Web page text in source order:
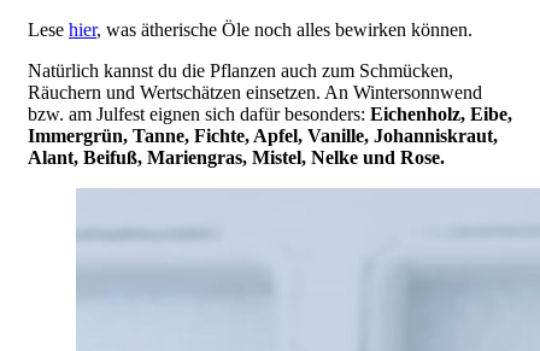
Lese hier, was ätherische Öle noch alles bewirken können.
Natürlich kannst du die Pflanzen auch zum Schmücken,
Räuchern und Wertschätzen einsetzen. An Wintersonnwend
bzw. am Julfest eignen sich dafür besonders: Eichenholz, Eibe,
Immergrün, Tanne, Fichte, Apfel, Vanille, Johanniskraut,
Alant, Beifuß, Mariengras, Mistel, Nelke und Rose.